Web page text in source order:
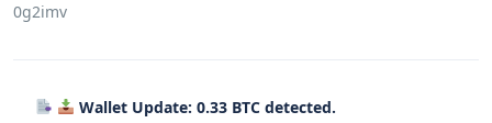
0g2imv
Wallet Update: 0.33 BTC detected.